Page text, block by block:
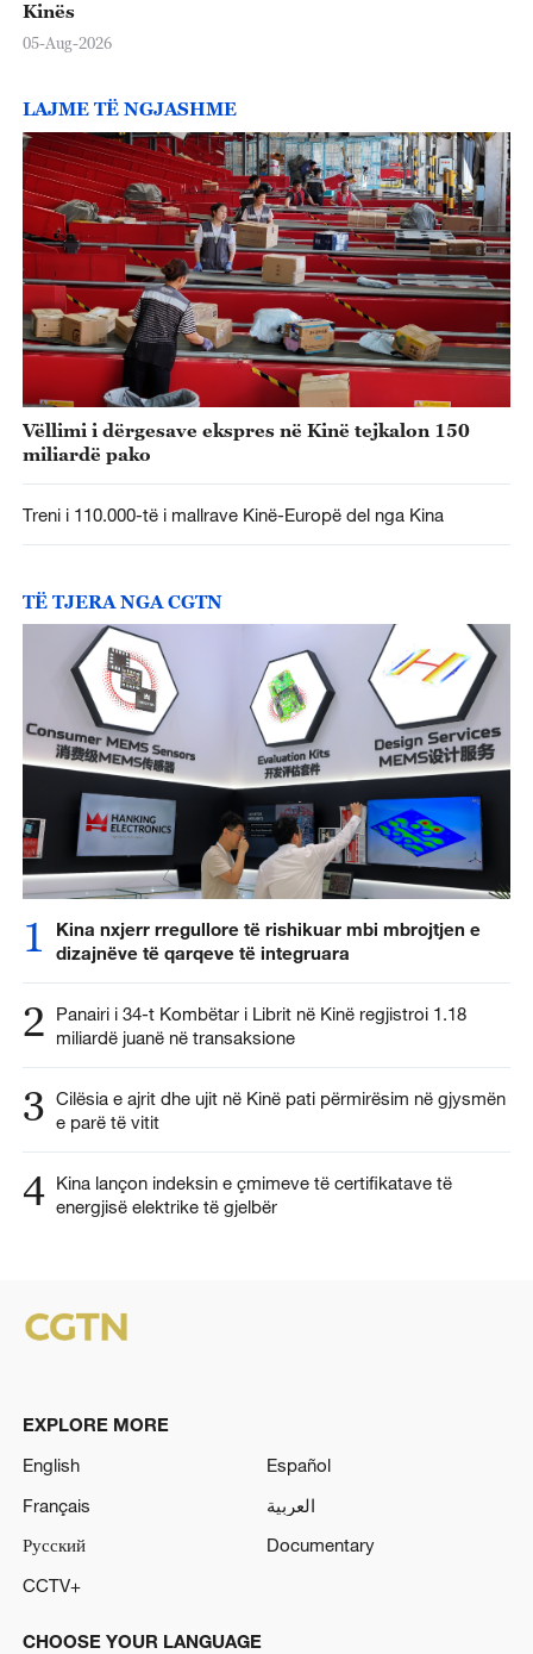
Kinës
05-Aug-2026
LAJME TË NGJASHME
Vëllimi i dërgesave ekspres në Kinë tejkalon 150
miliardë pako
Treni i 110.000-të i mallrave Kinë-Europë del nga Kina
TË TJERA NGA CGTN
1
Kina nxjerr rregullore të rishikuar mbi mbrojtjen e
dizajnëve të qarqeve të integruara
2
Panairi i 34-t Kombëtar i Librit në Kinë regjistroi 1.18
miliardë juanë në transaksione
3 Cilësia e ajrit dhe ujit në Kinë pati përmirësim në gjysmën
e parë të vitit
4 Kina lançon indeksin e çmimeve të certifikatave të
energjisë elektrike të gjelbër
EXPLORE MORE
English
Español
Français
العربية
Русский
Documentary
CCTV+
CHOOSE YOUR LANGUAGE